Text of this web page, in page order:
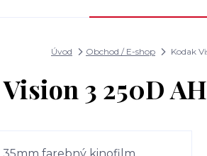
Úvod Obchod / E-shop Kodak
3 250D